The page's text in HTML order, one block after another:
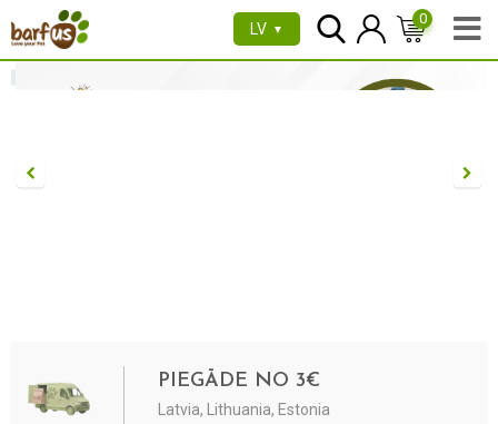
LV ▼
0
PIEGĀDE NO 3€
Latvia, Lithuania, Estonia